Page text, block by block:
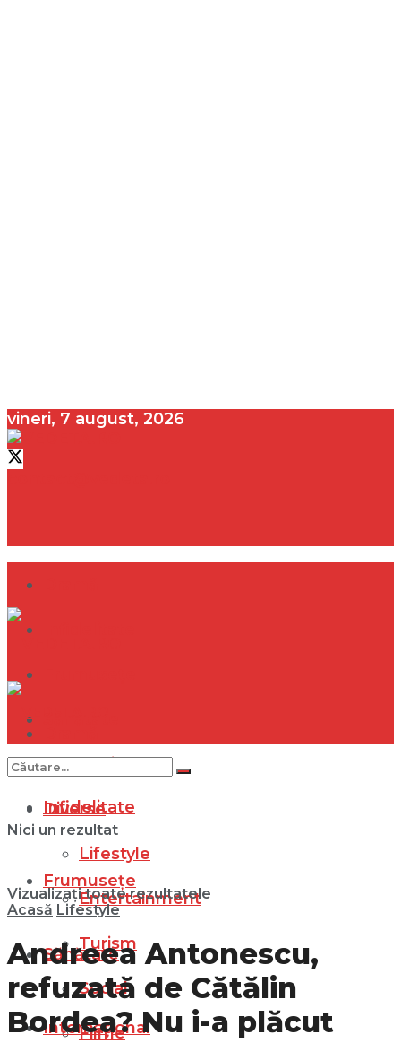
vineri, 7 august, 2026
Internațional
Diverse
Lifestyle
Entertainment
Turism
Social
Filme
Infidelitate
Frumusețe
Sănătate
Internațional
Nici un rezultat
Vizualizați toate rezultatele
Acasă Lifestyle
Andreea Antonescu,
refuzată de Cătălin
Bordea? Nu i-a plăcut